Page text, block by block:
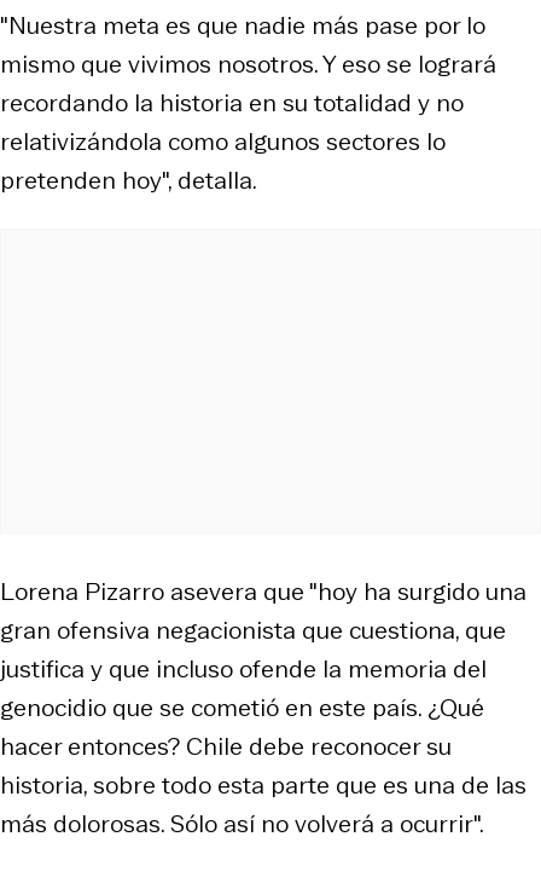
"Nuestra meta es que nadie más pase por lo
mismo que vivimos nosotros. Y eso se logrará
recordando la historia en su totalidad y no
relativizándola como algunos sectores lo
pretenden hoy", detalla.
Lorena Pizarro asevera que "hoy ha surgido una
gran ofensiva negacionista que cuestiona, que
justifica y que incluso ofende la memoria del
genocidio que se cometió en este país. ¿Qué
hacer entonces? Chile debe reconocer su
historia, sobre todo esta parte que es una de las
más dolorosas. Sólo así no volverá a ocurrir".